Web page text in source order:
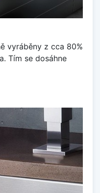
vyráběny z cca 80%
Tím se dosáhne